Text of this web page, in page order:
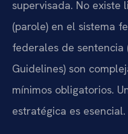
supervisada. No existe
(parole) en el sistema
federales de sentencia
Guidelines) son
mínimos obligatorios.
estratégica es esencial.